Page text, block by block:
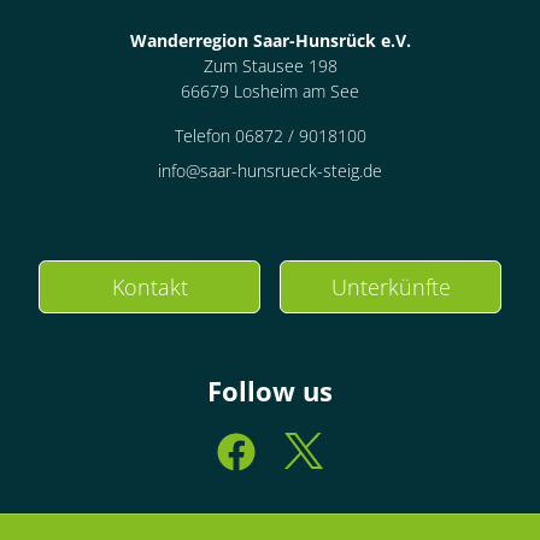
Wanderregion Saar-Hunsrück e.V.
Zum Stausee 198
66679 Losheim am See
Telefon 06872 / 9018100
info@saar-hunsrueck-steig.de
Kontakt Unterkünfte
Follow us